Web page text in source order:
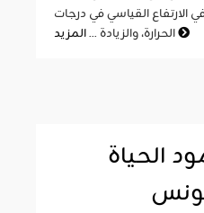
الارتفاع القياسي في درجات
الحرارة، والزيادة ...
الحياة